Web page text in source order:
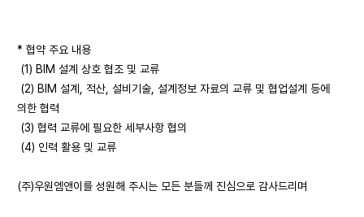
* 협약 주요 내용
(1) BIM 설계 상호 협조 및 교류
(2) BIM 설계, 적산, 설비기술, 설계정보 자료의 교류 및 협업설계 등에
의한 협력
(3) 협력 교류에 필요한 세부사항 협의
(4) 인력 활용 및 교류
(주)우원엠앤이를 성원해 주시는 모든 분들께 진심으로 감사드리며